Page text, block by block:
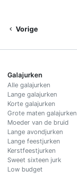
Vorige
Galajurken
Alle galajurken
Lange galajurken
Korte galajurken
Grote maten galajurken
Moeder van de bruid
Lange avondjurken
Lange feestjurken
Kerstfeestjurken
Sweet sixteen jurk
Low budget